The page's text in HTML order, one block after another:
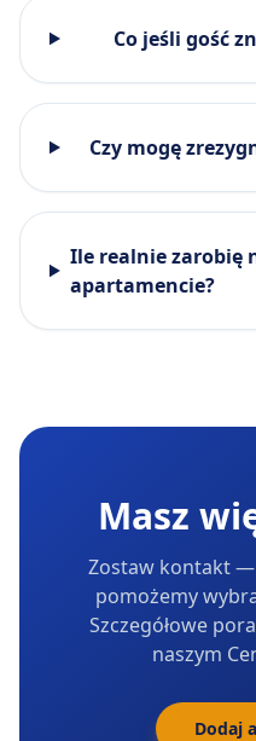
Co jeśli gość
Czy mogę
Ile realnie zarobię
apartamencie?
Masz
Zostaw kontakt
pomożemy
Szczegółowe
naszym
Dodaj